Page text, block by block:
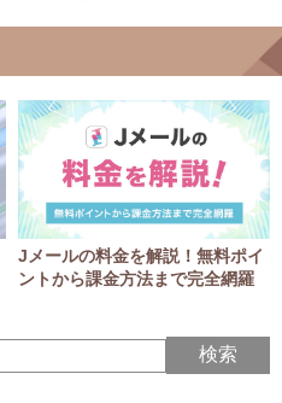
Jメールの料金を解説！無料ポイ
ントから課金方法まで完全網羅